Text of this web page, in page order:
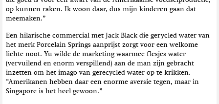
op kunnen raken. Ik woon daar, dus mijn kinderen gaan dat
meemaken.”
Een hilarische commercial met Jack Black die gerycled water van
het merk Porcelain Springs aanprijst zorgt voor een welkome
lichte noot. Yu wilde de marketing waarmee flesjes water
(vervuilend en enorm verspillend) aan de man zijn gebracht
inzetten om het imago van gerecycled water op te krikken.
“Amerikanen hebben daar een enorme aversie tegen, maar in
Singapore is het heel gewoon.”